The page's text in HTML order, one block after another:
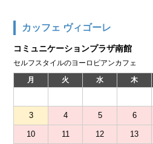
カッフェ ヴィゴーレ
コミュニケーションプラザ南館
セルフスタイルのヨーロピアンカフェ
月 火 水 木
3 4 5 6
10 11 12 13